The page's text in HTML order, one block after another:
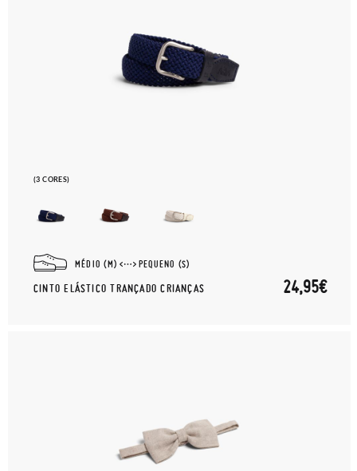
(3 CORES)
MÉDIO (M) PEQUENO (S)
CINTO ELÁSTICO TRANÇADO CRIANÇAS 24,95€